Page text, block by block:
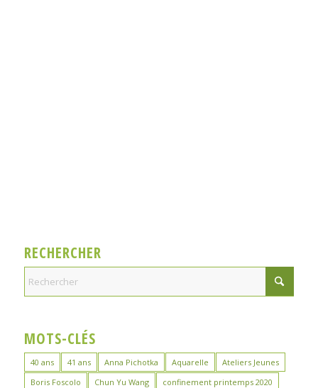
RECHERCHER
MOTS-CLÉS
40 ans 41 ans Anna Pichotka Aquarelle
Ateliers Jeunes
Boris Foscolo
Chun Yu Wang
confinement printemps 2020